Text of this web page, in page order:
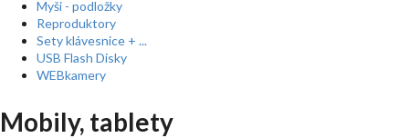
Myši - podložky
Reproduktory
Sety klávesnice + ...
USB Flash Disky
WEBkamery
Mobily, tablety